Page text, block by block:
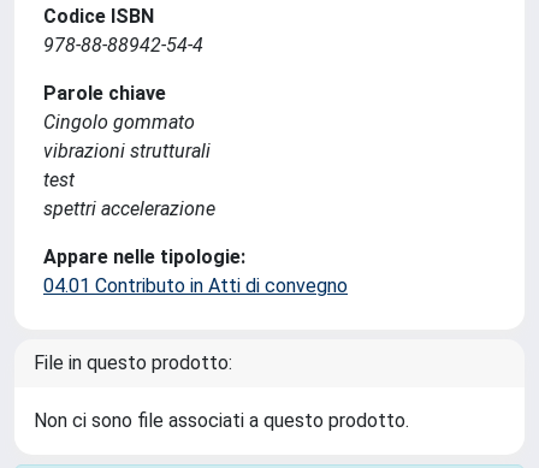
Codice ISBN
978-88-88942-54-4
Parole chiave
Cingolo gommato
vibrazioni strutturali
test
spettri accelerazione
Appare nelle tipologie:
04.01 Contributo in Atti di convegno
File in questo prodotto:
Non ci sono file associati a questo prodotto.